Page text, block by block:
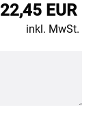
22,45 EUR
inkl. MwSt.